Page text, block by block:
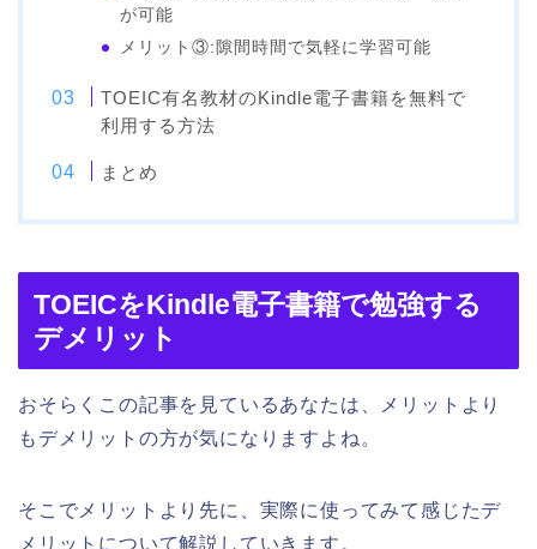
が可能
メリット③:隙間時間で気軽に学習可能
TOEIC有名教材のKindle電子書籍を無料で
利用する方法
まとめ
TOEICをKindle電子書籍で勉強する
デメリット
おそらくこの記事を見ているあなたは、メリットより
もデメリットの方が気になりますよね。
そこでメリットより先に、実際に使ってみて感じたデ
メリットについて解説していきます。